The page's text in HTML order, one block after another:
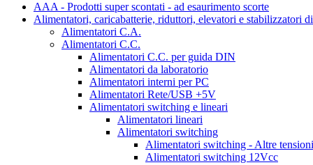
AAA - Prodotti super scontati - ad esaurimento scorte
Alimentatori, caricabatterie, riduttori, elevatori e stabilizzatori
Alimentatori C.A.
Alimentatori C.C.
Alimentatori C.C. per guida DIN
Alimentatori da laboratorio
Alimentatori interni per PC
Alimentatori Rete/USB +5V
Alimentatori switching e lineari
Alimentatori lineari
Alimentatori switching
Alimentatori switching - Altre tensioni
Alimentatori switching 12Vcc